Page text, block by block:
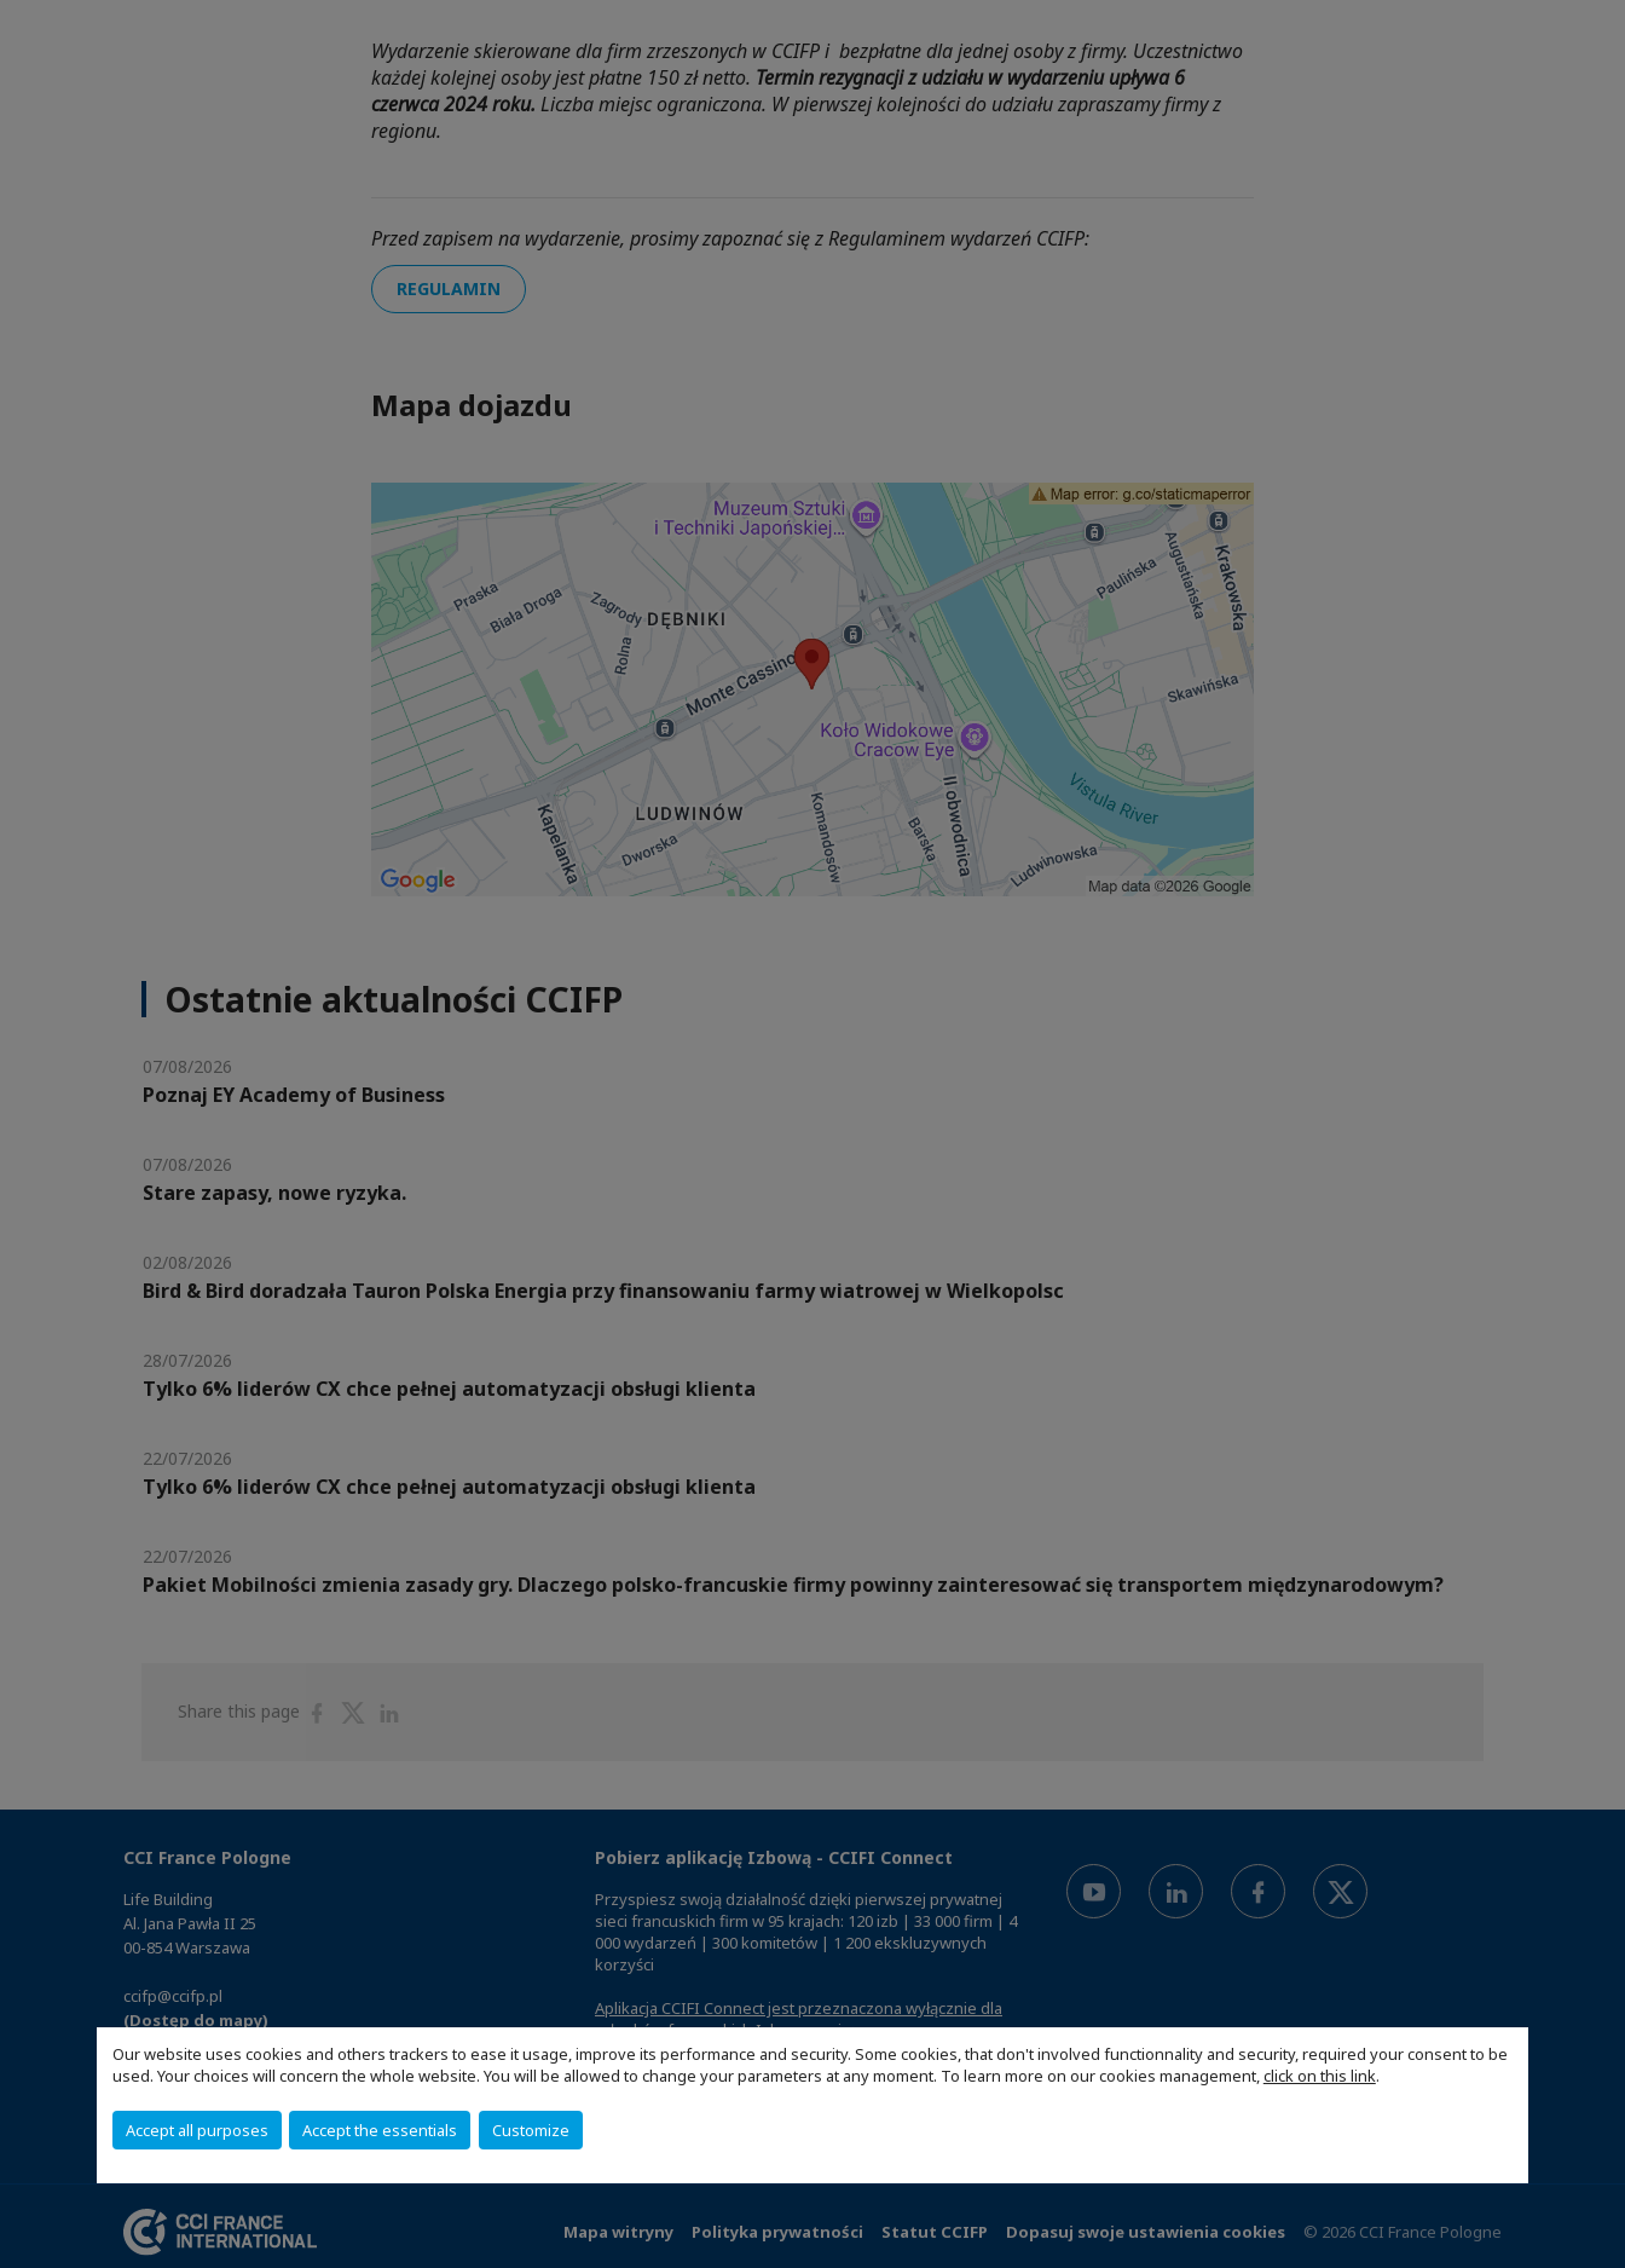
Our website uses cookies and others trackers to ease it usage, improve its performance and security. Some cookies, that don't involved functionnality and security, required your consent to be
used. Your choices will concern the whole website. You will be allowed to change your parameters at any moment. To learn more on our cookies management,click on this link.
Accept all purposes Accept the essentials Customize
Wydarzenie skierowane dla firm zrzeszonych w CCIFP i bezpłatne dla jednej osoby z firmy. Uczestnictwo
każdej kolejnej osoby jest płatne 150 zł netto. Termin rezygnacji z udziału w wydarzeniu upływa 6
czerwca 2024 roku. Liczba miejsc ograniczona. W pierwszej kolejności do udziału zapraszamy firmy z
regionu.
Przed zapisem na wydarzenie, prosimy zapoznać się z Regulaminem wydarzeń CCIFP:
REGULAMIN
Mapa dojazdu
Ostatnie aktualności CCIFP
07/08/2026
Poznaj EY Academy of Business
07/08/2026
Stare zapasy, nowe ryzyka.
02/08/2026
Bird & Bird doradzała Tauron Polska Energia przy finansowaniu farmy wiatrowej w Wielkopolsc
28/07/2026
Tylko 6% liderów CX chce pełnej automatyzacji obsługi klienta
22/07/2026
Tylko 6% liderów CX chce pełnej automatyzacji obsługi klienta
22/07/2026
Pakiet Mobilności zmienia zasady gry. Dlaczego polsko-francuskie firmy powinny zainteresować się transportem międzynarodowym?
Share this page
ShareShare
CCI France Pologne
Life Building
Al. Jana Pawła II 25
00-854 Warszawa
ccifp@ccifp.pl
(Dostęp do mapy)
Pobierz aplikację Izbową - CCIFI Connect
Przyspiesz swoją działalność dzięki pierwszej prywatnej
sieci francuskich firm w 95 krajach: 120 izb | 33 000 firm | 4
000 wydarzeń | 300 komitetów | 1 200 ekskluzywnych
korzyści
Aplikacja CCIFI Connect jest przeznaczona wyłącznie dla
członków francuskich Izb za granicą.
Mapa witryny Polityka prywatności Statut CCIFP Dopasuj swoje ustawienia cookies © 2026 CCI France Pologne